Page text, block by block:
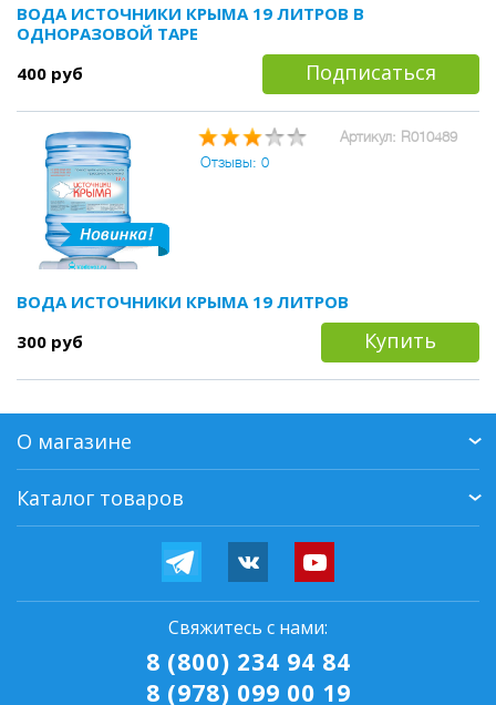
ВОДА ИСТОЧНИКИ КРЫМА 19 ЛИТРОВ В
ОДНОРАЗОВОЙ ТАРЕ
400 руб
Подписаться
Артикул: R010489
Отзывы: 0
ВОДА ИСТОЧНИКИ КРЫМА 19 ЛИТРОВ
300 руб
Купить
О магазине
Каталог товаров
Свяжитесь с нами:
8 (800) 234 94 84
8 (978) 099 00 19